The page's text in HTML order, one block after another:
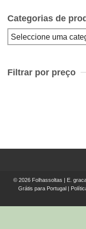
Categorias de
Filtrar por preço
© 2026 Folhassoltas | E.
Grátis para Portugal